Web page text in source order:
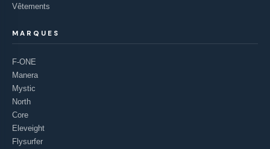
Vêtements
MARQUES
F-ONE
Manera
Mystic
North
Core
Eleveight
Flysurfer